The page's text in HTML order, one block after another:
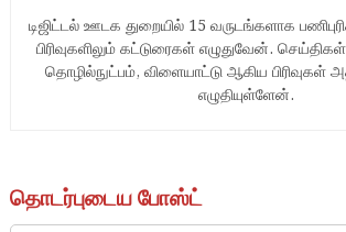
டிஜிட்டல் ஊடக துறையில் 15 வருடங்களாக
பிரிவுகளிலும் கட்டுரைகள் எழுதுவேன்.
தொழில்நுட்பம், விளையாட்டு ஆகிய பிரிவுகள்
எழுதியுள்ளேன்.
தொடர்புடைய போஸ்ட்